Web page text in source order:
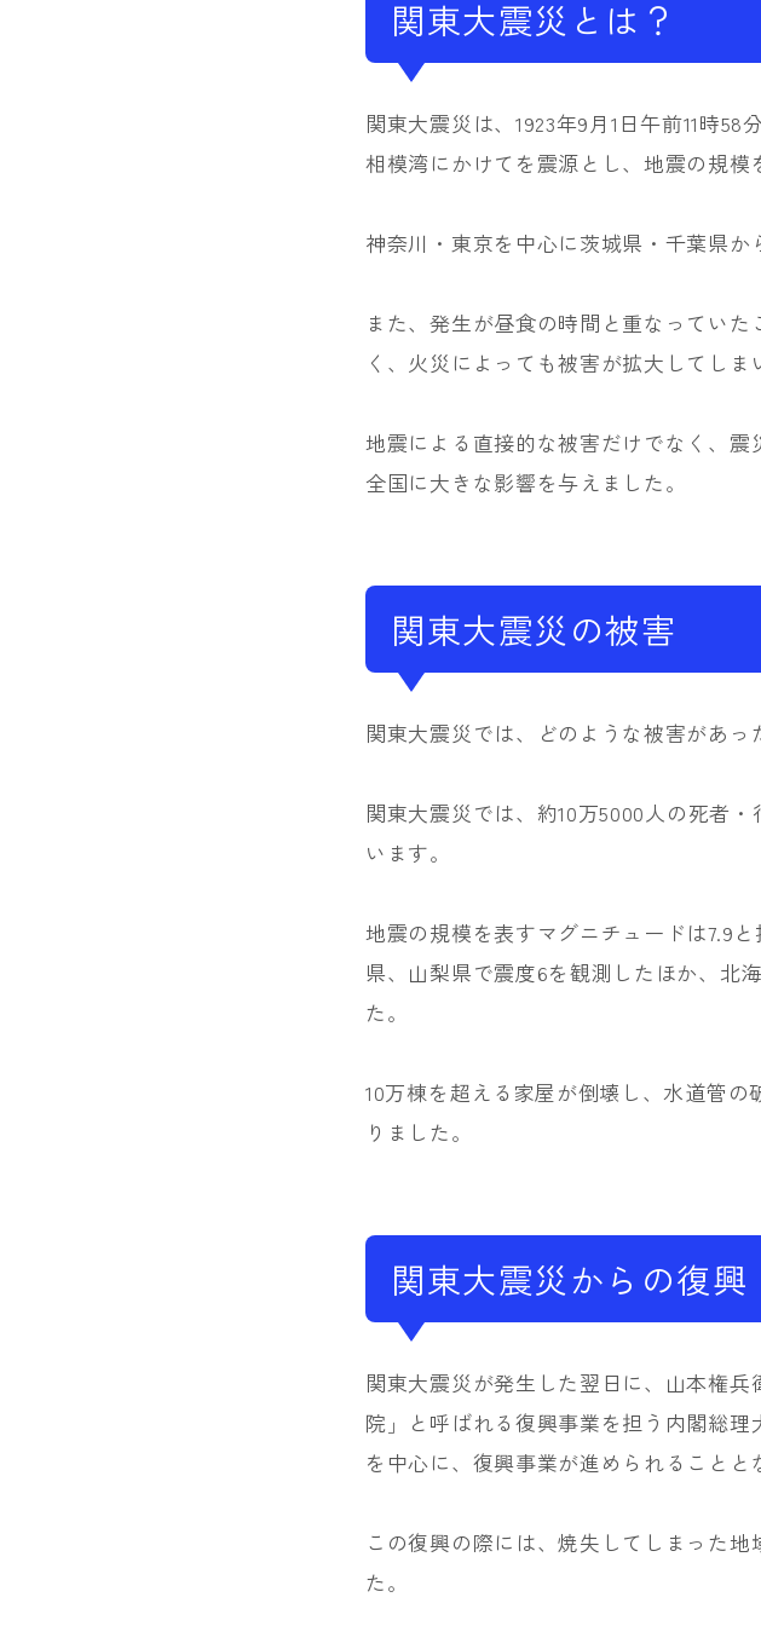
関東大震災とは？
関東大震災は、1923年9月1日午前11時
相模湾にかけてを震源とし、地震の規模
神奈川・東京を中心に茨城県・千葉県か
また、発生が昼食の時間と重なってい
く、火災によっても被害が拡大してしま
地震による直接的な被害だけでなく、
全国に大きな影響を与えました。
関東大震災の被害
関東大震災では、どのような被害があっ
関東大震災では、約10万5000人の死者
います。
地震の規模を表すマグニチュードは7.9
県、山梨県で震度6を観測したほか、北
た。
10万棟を超える家屋が倒壊し、水道管
りました。
関東大震災からの復興
関東大震災が発生した翌日に、山本権
院」と呼ばれる復興事業を担う内閣総
を中心に、復興事業が進められることと
この復興の際には、焼失してしまった
た。